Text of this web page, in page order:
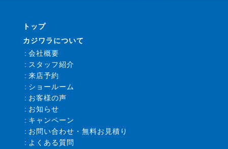
トップ
カジワラについて
会社概要
スタッフ紹介
来店予約
ショールーム
お客様の声
お知らせ
キャンペーン
お問い合わせ・無料お見積り
よくある質問